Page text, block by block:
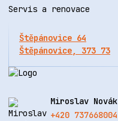
Servis a renovace
Štěpánovice 64
Štěpánovice, 373 73
Miroslav Novák
+420 737668004